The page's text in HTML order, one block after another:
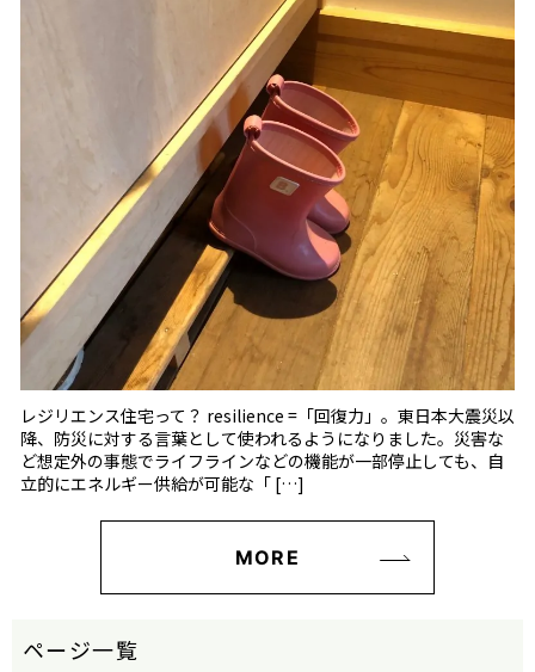
レジリエンス住宅って？ resilience =「回復力」。東日本大震災以
降、防災に対する言葉として使われるようになりました。災害な
ど想定外の事態でライフラインなどの機能が一部停止しても、自
立的にエネルギー供給が可能な「 […]
MORE